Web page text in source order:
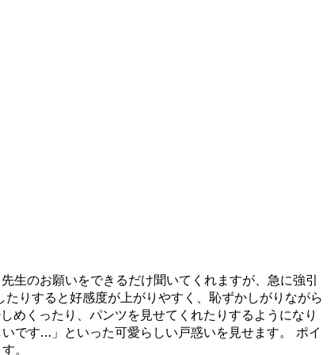
生のお願いをできるだけ聞いてくれますが、急に強引
りすると好感度が上がりやすく、恥ずかしがりながら
めくったり、パンツを見せてくれたりするようになり
です…」といった可愛らしい戸惑いを見せます。 ポイ
。